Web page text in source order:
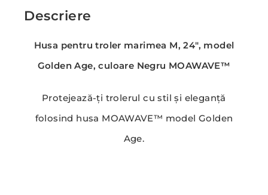
Descriere
Husa pentru troler marimea M, 24″, model
Golden Age, culoare Negru MOAWAVE™
Protejează-ți trolerul cu stil și eleganță
folosind husa MOAWAVE™ model Golden
Age.